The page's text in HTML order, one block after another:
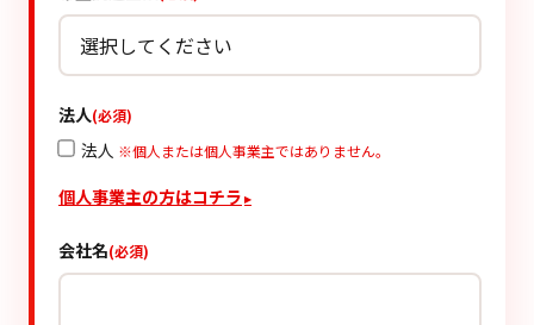
法人(必須)
法人 ※個人または個人事業主ではありません。
個人事業主の方はコチラ▸
会社名(必須)